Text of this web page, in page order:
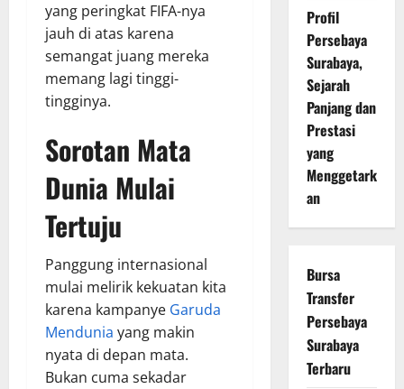
yang peringkat FIFA-nya
jauh di atas karena
semangat juang mereka
memang lagi tinggi-
tingginya.
Sorotan Mata
Dunia Mulai
Tertuju
Panggung internasional
mulai melirik kekuatan kita
karena kampanye Garuda
Mendunia yang makin
nyata di depan mata.
Bukan cuma sekadar
Profil
Persebaya
Surabaya,
Sejarah
Panjang dan
Prestasi
yang
Menggetark
an
Bursa
Transfer
Persebaya
Surabaya
Terbaru